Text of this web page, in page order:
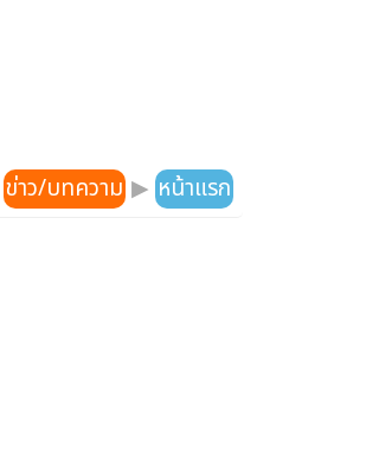
ข่าว/บทความ ▶ หน้าแรก